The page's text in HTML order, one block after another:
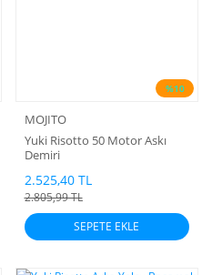
%10
MOJITO
Yuki Risotto 50 Motor Askı
Demiri
2.525,40 TL
2.805,99 TL
SEPETE EKLE